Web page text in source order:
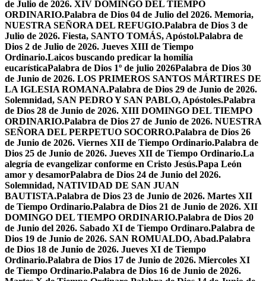
de Julio de 2026. XIV DOMINGO DEL TIEMPO
ORDINARIO.Palabra de Dios 04 de Julio del 2026. Memoria,
NUESTRA SEÑORA DEL REFUGIO.Palabra de Dios 3 de
Julio de 2026. Fiesta, SANTO TOMÁS, Apóstol.Palabra de
Dios 2 de Julio de 2026. Jueves XIII de Tiempo
Ordinario.Laicos buscando predicar la homilía
eucarísticaPalabra de Dios 1º de julio 2026Palabra de Dios 30
de Junio de 2026. LOS PRIMEROS SANTOS MÁRTIRES DE
LA IGLESIA ROMANA.Palabra de Dios 29 de Junio de 2026.
Solemnidad, SAN PEDRO Y SAN PABLO, Apóstoles.Palabra
de Dios 28 de Junio de 2026. XIII DOMINGO DEL TIEMPO
ORDINARIO.Palabra de Dios 27 de Junio de 2026. NUESTRA
SEÑORA DEL PERPETUO SOCORRO.Palabra de Dios 26
de Junio de 2026. Viernes XII de Tiempo Ordinario.Palabra de
Dios 25 de Junio de 2026. Jueves XII de Tiempo Ordinario.La
alegría de evangelizar conforme en Cristo Jesús.Papa León
amor y desamorPalabra de Dios 24 de Junio del 2026.
Solemnidad, NATIVIDAD DE SAN JUAN
BAUTISTA.Palabra de Dios 23 de Junio de 2026. Martes XII
de Tiempo Ordinario.Palabra de Dios 21 de Junio de 2026. XII
DOMINGO DEL TIEMPO ORDINARIO.Palabra de Dios 20
de Junio del 2026. Sabado XI de Tiempo Ordinaro.Palabra de
Dios 19 de Junio de 2026. SAN ROMUALDO, Abad.Palabra
de Dios 18 de Junio de 2026. Jueves XI de Tiempo
Ordinario.Palabra de Dios 17 de Junio de 2026. Miercoles XI
de Tiempo Ordinario.Palabra de Dios 16 de Junio de 2026.